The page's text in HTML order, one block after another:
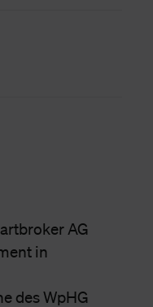
AG
in
des WpHG